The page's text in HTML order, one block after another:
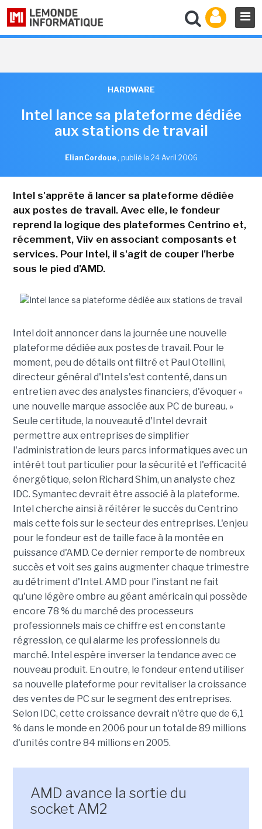
HARDWARE
Intel lance sa plateforme dédiée
aux stations de travail
Elian Cordoue , publié le 24 Avril 2006
Intel s'apprête à lancer sa plateforme dédiée
aux postes de travail. Avec elle, le fondeur
reprend la logique des plateformes Centrino et,
récemment, Viiv en associant composants et
services. Pour Intel, il s'agit de couper l'herbe
sous le pied d'AMD.
Intel doit annoncer dans la journée une nouvelle
plateforme dédiée aux postes de travail. Pour le
moment, peu de détails ont filtré et Paul Otellini,
directeur général d'Intel s'est contenté, dans un
entretien avec des analystes financiers, d'évoquer «
une nouvelle marque associée aux PC de bureau. »
Seule certitude, la nouveauté d'Intel devrait
permettre aux entreprises de simplifier
l'administration de leurs parcs informatiques avec un
intérêt tout particulier pour la sécurité et l'efficacité
énergétique, selon Richard Shim, un analyste chez
IDC. Symantec devrait être associé à la plateforme.
Intel cherche ainsi à réitérer le succès du Centrino
mais cette fois sur le secteur des entreprises. L'enjeu
pour le fondeur est de taille face à la montée en
puissance d'AMD. Ce dernier remporte de nombreux
succès et voit ses gains augmenter chaque trimestre
au détriment d'Intel. AMD pour l'instant ne fait
qu'une légère ombre au géant américain qui possède
encore 78 % du marché des processeurs
professionnels mais ce chiffre est en constante
régression, ce qui alarme les professionnels du
marché. Intel espère inverser la tendance avec ce
nouveau produit. En outre, le fondeur entend utiliser
sa nouvelle plateforme pour revitaliser la croissance
des ventes de PC sur le segment des entreprises.
Selon IDC, cette croissance devrait n'être que de 6,1
% dans le monde en 2006 pour un total de 89 millions
d'unités contre 84 millions en 2005.
AMD avance la sortie du
socket AM2